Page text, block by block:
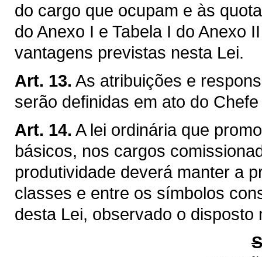
do cargo que ocupam e às
do Anexo I e Tabela I do Anexo
vantagens previstas nesta Lei.
Art. 13. As atribuições e
serão definidas em ato do
Art. 14. A lei ordinária que
básicos, nos cargos
produtividade deverá manter a
classes e entre os símbolos
desta Lei, observado o disposto